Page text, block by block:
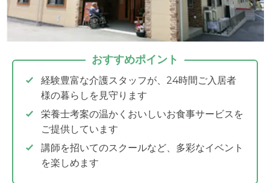
おすすめポイント
経験豊富な介護スタッフが、24時間ご入居者
様の暮らしを見守ります
栄養士考案の温かくおいしいお食事サービスを
ご提供しています
講師を招いてのスクールなど、多彩なイベント
を楽しめます